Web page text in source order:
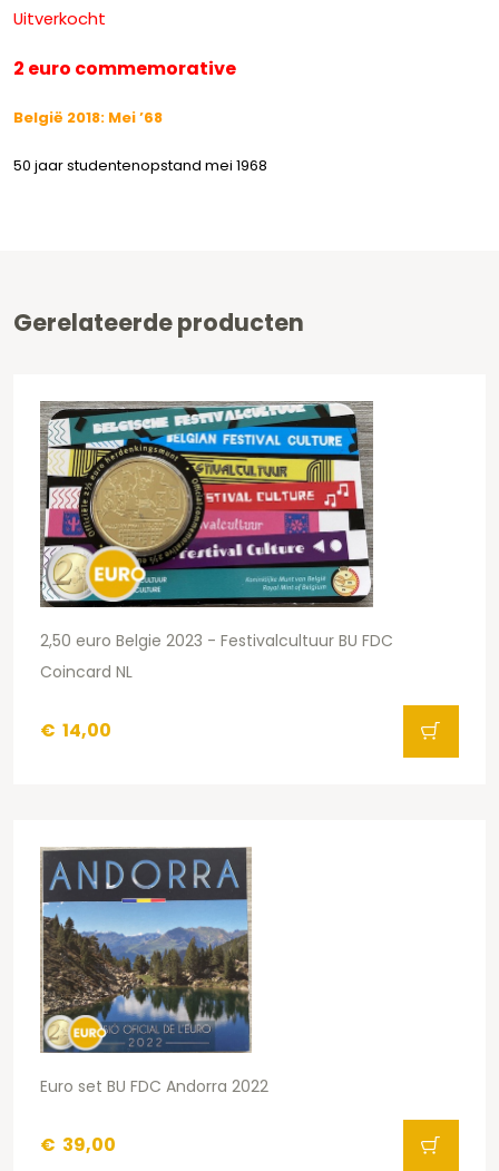
Uitverkocht
2 euro commemorative
België 2018: Mei ’68
50 jaar studentenopstand mei 1968
Gerelateerde producten
2,50 euro Belgie 2023 - Festivalcultuur BU FDC
Coincard NL
€ 14,00
Euro set BU FDC Andorra 2022
€ 39,00